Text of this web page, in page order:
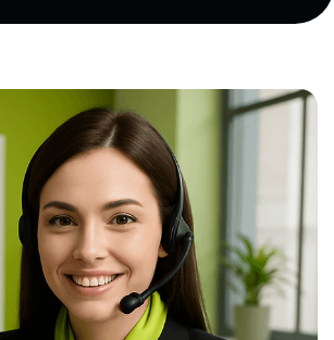
(якщо є), а також заявку на